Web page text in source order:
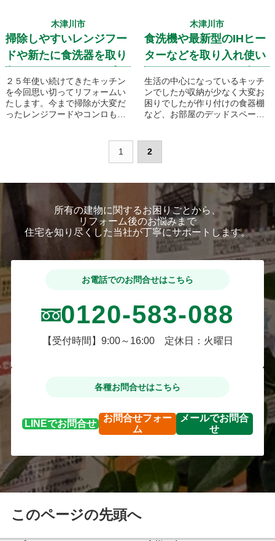
木津川市
掃除しやすいレンジフー
ドや新たに食洗器を取り
す！
２５年使い続けてきたキッチン
を今回思い切ってリフォームい
たします。今まで掃除が大変だ
ったレンジフードやコンロも新
木津川市
食洗機や最新型のIHヒー
ターなどを取り入れ使い
りました！
生活の中心になっているキッチ
ンでしたが収納が少なく大変お
困りでしたが作り付けの食器棚
など、お部屋のデッドスペース
きます！
1 2
所有の建物に関するお困りごとから、
リフォーム後のお悩みまで
住宅を知り尽くした当社が丁寧にサポートします。
お電話でのお問合せはこちら
0120-583-088
【受付時間】9:00～16:00 定休日：火曜日
各種お問合せはこちら
LINEでお問合せ
お問合せフォー
ム
メールでお問合
せ
このページの先頭へ